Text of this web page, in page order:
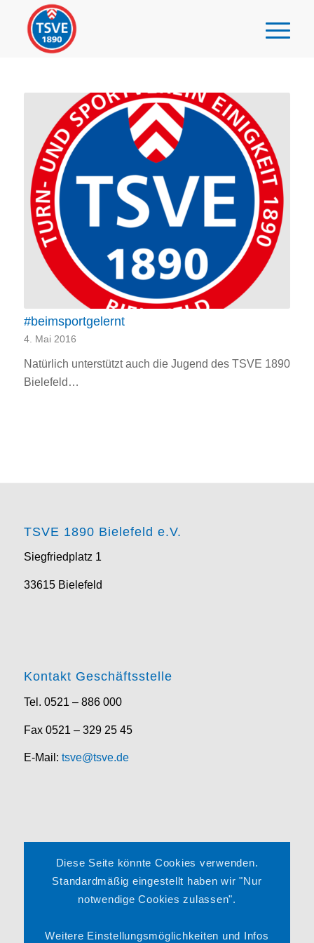
#beimsportgelernt
4. Mai 2016
Natürlich unterstützt auch die Jugend des TSVE 1890
Bielefeld…
TSVE 1890 Bielefeld e.V.
Siegfriedplatz 1
33615 Bielefeld
Kontakt Geschäftsstelle
Tel. 0521 – 886 000
Fax 0521 – 329 25 45
E-Mail: tsve@tsve.de
Impressum
Datenschutzerklärung
Satzung
Diese Seite könnte Cookies verwenden.
Standardmäßig eingestellt haben wir "Nur
notwendige Cookies zulassen".
Weitere Einstellungsmöglichkeiten und Infos